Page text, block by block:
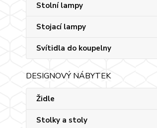
Stolní lampy
Stojací lampy
Svítidla do koupelny
DESIGNOVÝ NÁBYTEK
Židle
Stolky a stoly